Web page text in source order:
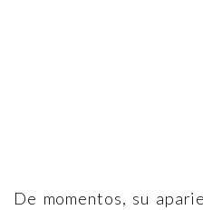
De momentos, su